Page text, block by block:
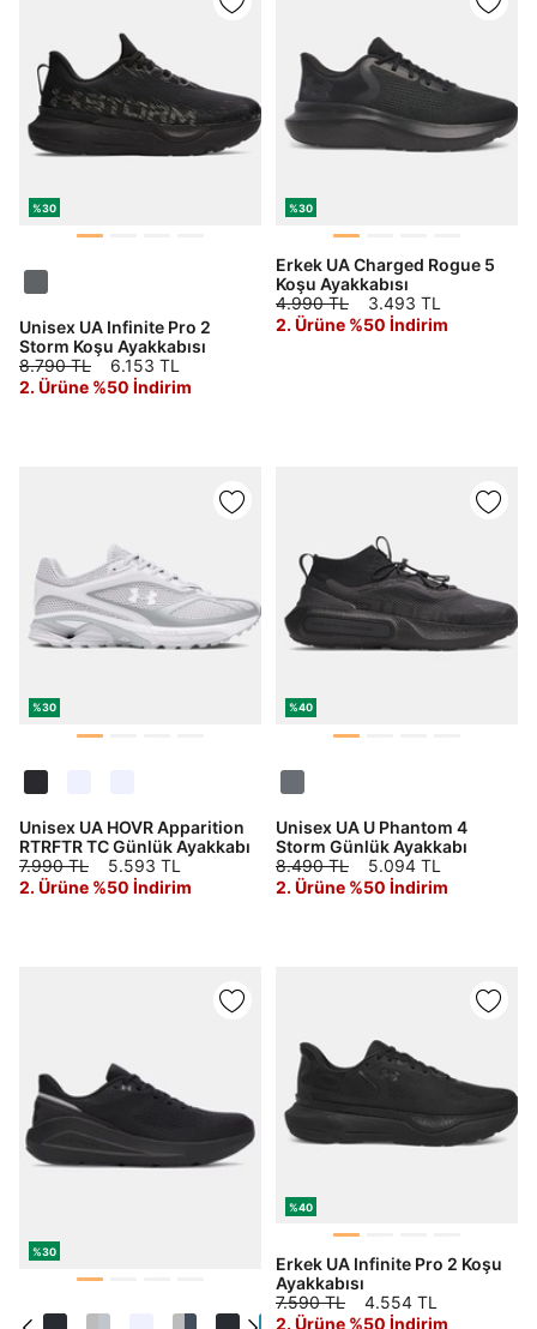
%30
Unisex UA Infinite Pro 2
Storm Koşu Ayakkabısı
8.790 TL
6.153 TL
2. Ürüne %50 İndirim
%30
Erkek UA Charged Rogue 5
Koşu Ayakkabısı
4.990 TL
3.493 TL
2. Ürüne %50 İndirim
%30
Unisex UA HOVR Apparition
RTRFTR TC Günlük Ayakkabı
7.990 TL
5.593 TL
2. Ürüne %50 İndirim
%40
Unisex UA U Phantom 4
Storm Günlük Ayakkabı
8.490 TL
5.094 TL
2. Ürüne %50 İndirim
%30
%40
Erkek UA Infinite Pro 2 Koşu
Ayakkabısı
7.590 TL
4.554 TL
2. Ürüne %50 İndirim
Kolay iade ve değişim.
Giriş Yap Kayıt Ol
E-posta
Beni Hatırla Şifremi Unuttum
Giriş Yap
Telefon Numarası*